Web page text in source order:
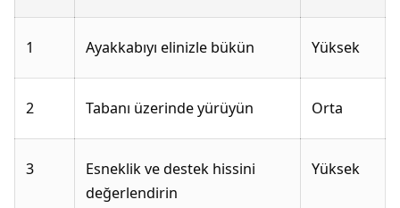
1 Ayakkabıyı elinizle bükün Yüksek
2 Tabanı üzerinde yürüyün Orta
3
Esneklik ve destek hissini
değerlendirin
Yüksek